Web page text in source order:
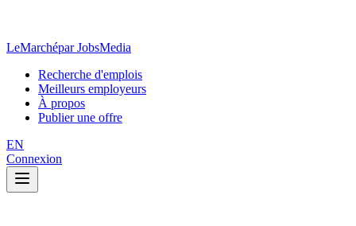
LeMarchépar JobsMedia
Recherche d'emplois
Meilleurs employeurs
À propos
Publier une offre
EN
Connexion